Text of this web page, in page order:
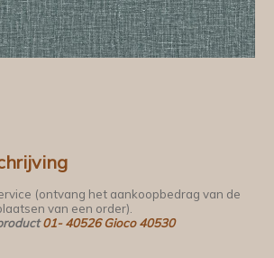
(ontvang het aankoopbedrag van de
van een order).
01- 40526 Gioco 40530